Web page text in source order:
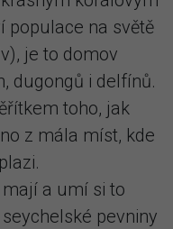
populace na světě
je to domov
dugongů i delfínů.
toho, jak
z mála míst, kde
a umí si to
pevniny